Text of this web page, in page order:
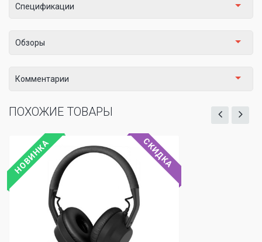
Спецификации
Обзоры
Комментарии
ПОХОЖИЕ ТОВАРЫ
НОВИНКА СКИДКА